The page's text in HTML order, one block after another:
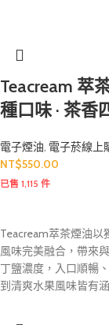
Teacream 萃
種口味 · 茶香
電子煙油, 電子菸線上
NT$550.00
已售 1,115 件
Teacream萃茶煙油
風味完美融合，帶來
丁鹽濃度，入口順暢
到清爽水果風味皆有